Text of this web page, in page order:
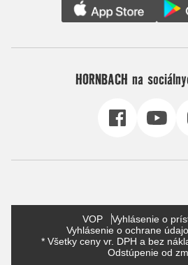
HORNBACH na
VOP
Vyhlásenie o
Vyhlásenie o ochrane
* Všetky ceny vr. DPH a bez
Odstúpenie od